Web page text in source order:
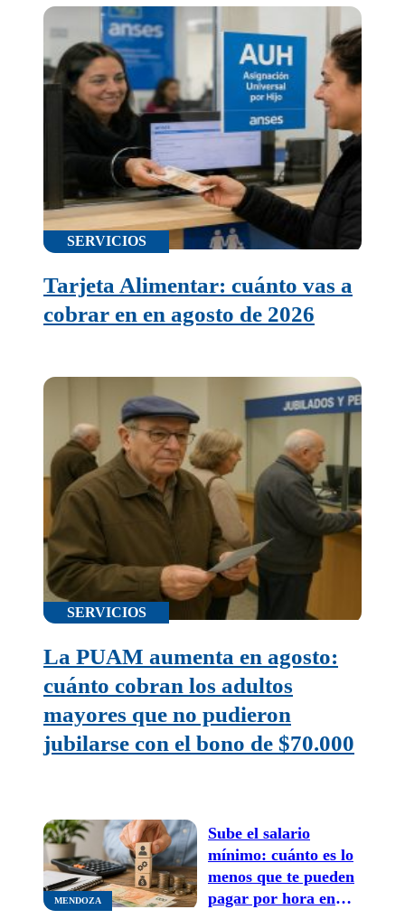
descuento
SERVICIOS
Tarjeta Alimentar: cuánto vas a
cobrar en en agosto de 2026
SERVICIOS
La PUAM aumenta en agosto:
cuánto cobran los adultos
mayores que no pudieron
jubilarse con el bono de $70.000
MENDOZA
Sube el salario
mínimo: cuánto es lo
menos que te pueden
pagar por hora en